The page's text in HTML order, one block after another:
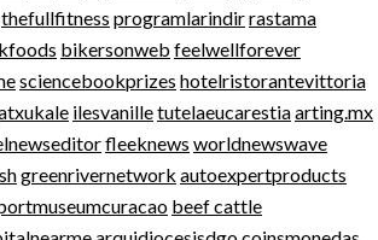
thefullfitness programlarindirrastama
bikersonweb feelwellforever
sciencebookprizes hotelristorantevittoria
ilesvanilletutelaeucarestiaarting.mx
fleeknews worldnewswave
greenrivernetwork autoexpertproducts
beef cattle